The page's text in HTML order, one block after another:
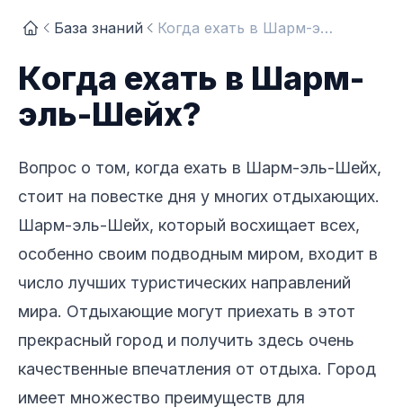
База знаний Когда ехать в Шарм-эль-Шейх?
Когда ехать в Шарм-
эль-Шейх?
Вопрос о том, когда ехать в Шарм-эль-Шейх,
стоит на повестке дня у многих отдыхающих.
Шарм-эль-Шейх, который восхищает всех,
особенно своим подводным миром, входит в
число лучших туристических направлений
мира. Отдыхающие могут приехать в этот
прекрасный город и получить здесь очень
качественные впечатления от отдыха. Город
имеет множество преимуществ для